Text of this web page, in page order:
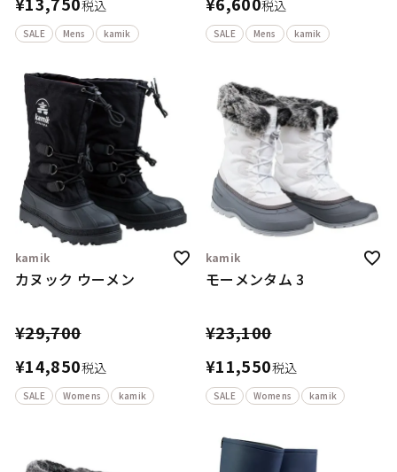
税込
SALE Mens kamik
税込
SALE Mens kamik
kamik
カヌック ウーメン
¥29,700
¥14,850税込
SALE Womens kamik
kamik
モーメンタム 3
¥23,100
¥11,550税込
SALE Womens kamik